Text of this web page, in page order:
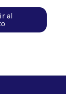
al